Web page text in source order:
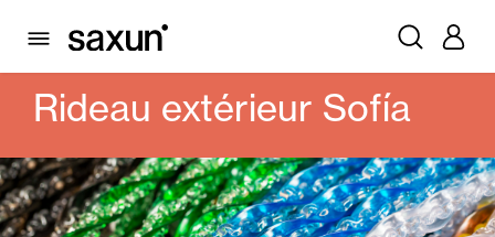
PRODUITS
ALICANTINES ET RIDEAUX PVC
Rideau extérieur Sofía